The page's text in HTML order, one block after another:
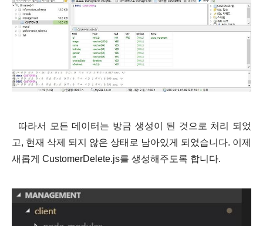
따라서 모든 데이터는 방금 생성이 된 것으로 처리 되었
고, 현재 삭제 되지 않은 상태로 남아있게 되었습니다. 이제
새롭게 CustomerDelete.js를 생성해주도록 합니다.